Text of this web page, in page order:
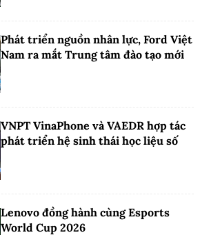
Phát triển nguồn nhân lực, Ford Việt
Nam ra mắt Trung tâm đào tạo mới
VNPT VinaPhone và VAEDR hợp tác
phát triển hệ sinh thái học liệu số
Lenovo đồng hành cùng Esports
World Cup 2026